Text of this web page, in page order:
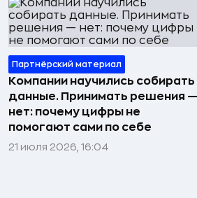
Партнёрский материал
Компании научились собирать
данные. Принимать решения —
нет: почему цифры не
помогают сами по себе
21 июля 2026, 16:04